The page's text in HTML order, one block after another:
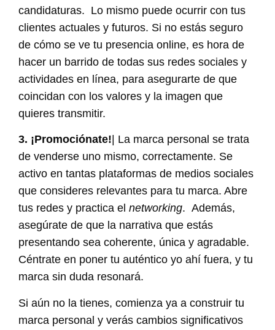
candidaturas. Lo mismo puede ocurrir con tus
clientes actuales y futuros. Si no estás seguro
de cómo se ve tu presencia online, es hora de
hacer un barrido de todas sus redes sociales y
actividades en línea, para asegurarte de que
coincidan con los valores y la imagen que
quieres transmitir.
3. ¡Promociónate! | La marca personal se trata
de venderse uno mismo, correctamente. Se
activo en tantas plataformas de medios sociales
que consideres relevantes para tu marca. Abre
tus redes y practica el networking. Además,
asegúrate de que la narrativa que estás
presentando sea coherente, única y agradable.
Céntrate en poner tu auténtico yo ahí fuera, y tu
marca sin duda resonará.
Si aún no la tienes, comienza ya a construir tu
marca personal y verás cambios significativos